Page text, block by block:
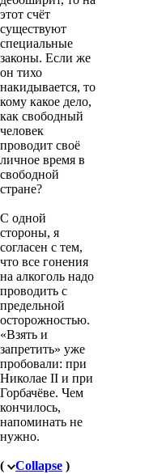
этот счёт
существуют
специальные
законы. Если же
он тихо
накидывается, то
кому какое дело,
как свободный
человек
проводит своё
личное время в
свободной
стране?
С одной
стороны, я
согласен с тем,
что все гонения
на алкоголь надо
проводить с
предельной
осторожностью.
«Взять и
запретить» уже
пробовали: при
Николае II и при
Горбачёве. Чем
кончилось,
напоминать не
нужно.
( Collapse )